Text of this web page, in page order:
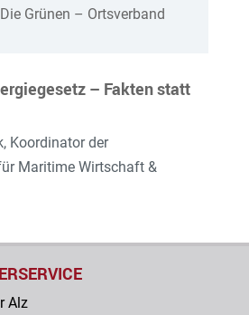
Grünen – Ortsverband
– Fakten statt
Koordinator der
Maritime Wirtschaft &
Alz